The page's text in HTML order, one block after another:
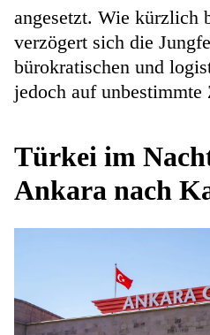
angesetzt. Wie kürzlich
verzögert sich die
bürokratischen und
jedoch auf unbestimmte
Türkei im
Ankara nach